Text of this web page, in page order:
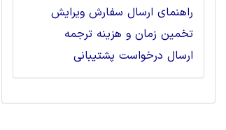
راهنمای ارسال سفارش ویرایش
تخمین زمان و هزینه ترجمه
ارسال درخواست پشتیبانی